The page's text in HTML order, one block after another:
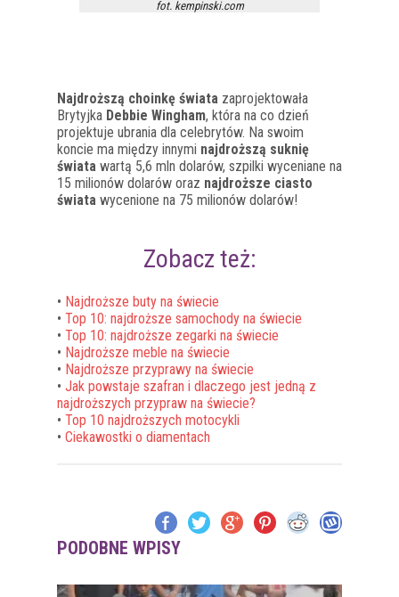
fot. kempinski.com
Najdroższą choinkę świata zaprojektowała
Brytyjka Debbie Wingham, która na co dzień
projektuje ubrania dla celebrytów. Na swoim
koncie ma między innymi najdroższą suknię
świata wartą 5,6 mln dolarów, szpilki wyceniane na
15 milionów dolarów oraz najdroższe ciasto
świata wycenione na 75 milionów dolarów!
Zobacz też:
• Najdroższe buty na świecie
• Top 10: najdroższe samochody na świecie
• Top 10: najdroższe zegarki na świecie
• Najdroższe meble na świecie
• Najdroższe przyprawy na świecie
• Jak powstaje szafran i dlaczego jest jedną z
najdroższych przypraw na świecie?
• Top 10 najdroższych motocykli
• Ciekawostki o diamentach
PODOBNE WPISY